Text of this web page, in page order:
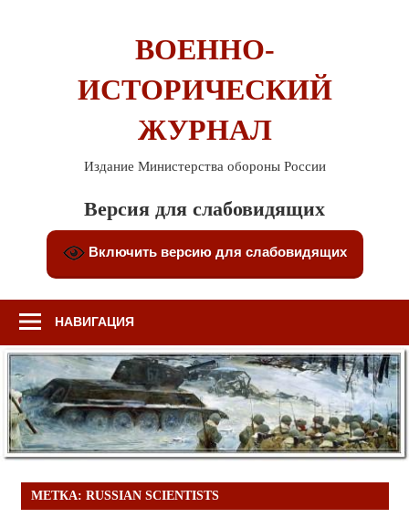
ВОЕННО-
ИСТОРИЧЕСКИЙ
ЖУРНАЛ
Издание Министерства обороны России
Версия для слабовидящих
Включить версию для слабовидящих
НАВИГАЦИЯ
МЕТКА: RUSSIAN SCIENTISTS